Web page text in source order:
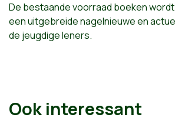
De bestaande voorraad boeken
een uitgebreide nagelnieuwe en
de jeugdige leners.
Ook interessant